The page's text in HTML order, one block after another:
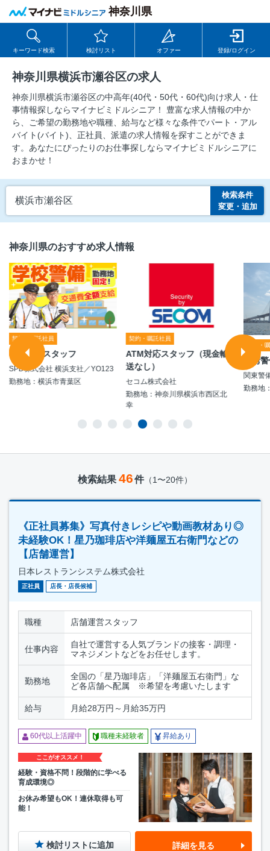
神奈川県
キーワード検索 検討リスト オファー 登録/ログイン
神奈川県横浜市瀬谷区の求人
神奈川県横浜市瀬谷区の中⾼年(40代・50代・60代)向け求⼈・仕
事情報探しならマイナビミドルシニア！ 豊富な求人情報の中か
ら、ご希望の勤務地や職種、給与など様々な条件でパート・アル
バイト(バイト)、正社員、派遣の求人情報を探すことができま
す。あなたにぴったりのお仕事探しならマイナビミドルシニアに
おまかせ！
横浜市瀬谷区
検索条件
変更・追加
神奈川県のおすすめ求人情報
契約・嘱託社員
学校警備スタッフ
SPD株式会社 横浜支社／YO123
勤務地：横浜市青葉区
契約・嘱託社員
ATM対応スタッフ（現金輸
送なし）
セコム株式会社
勤務地：神奈川県横浜市西区北
幸
契約・
港湾
関東警
勤務地
検索結果 46件（1〜20件）
《正社員募集》写真付きレシピや動画教材あり◎
未経験OK！星乃珈琲店や洋麺屋五右衛門などの
【店舗運営】
日本レストランシステム株式会社
正社員 店長・店長候補
職種 店舗運営スタッフ
仕事内容
自社で運営する人気ブランドの接客・調理・
マネジメントなどをお任せします。
勤務地
全国の「星乃珈琲店」「洋麺屋五右衛門」な
ど各店舗へ配属 ※希望を考慮いたします
給与 月給28万円～月給35万円
60代以上活躍中 職種未経験者 昇給あり
ここがオススメ！
経験・資格不問！段階的に学べる
育成環境◎
お休み希望もOK！連休取得も可
能！
検討リストに追加 詳細を見る